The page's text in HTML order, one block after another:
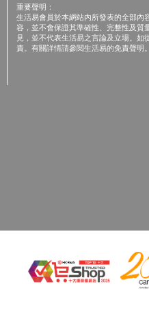
重要聲明：
生活易會員於本網站內所發表的全部內
容，並不會保證其準確性、完整性及質
見，並不代表生活易之言論及立場。
責。有關詳情請參閱生活易的免責聲明。